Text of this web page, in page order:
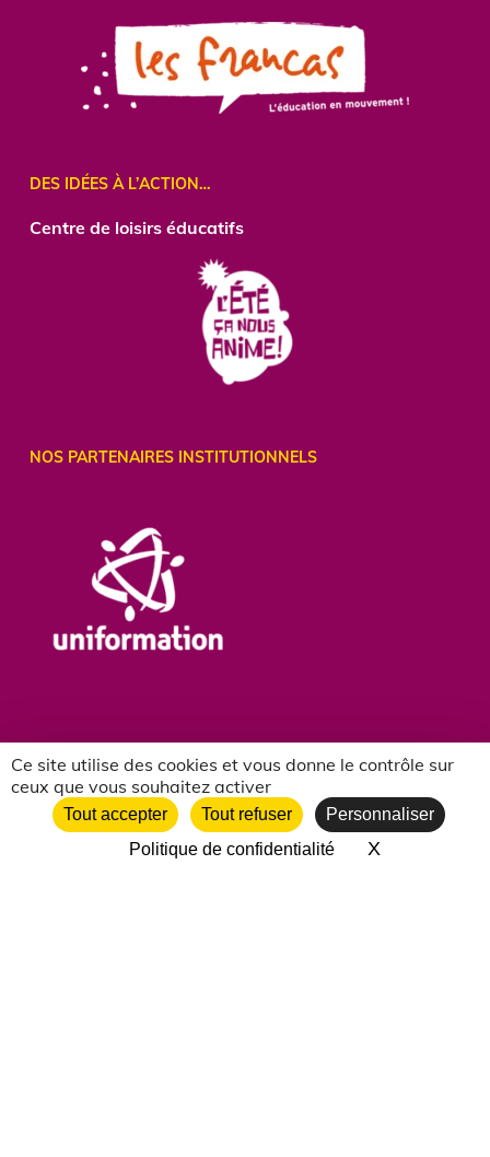
Ce site utilise des cookies et vous donne le contrôle sur
ceux que vous souhaitez activer
Tout accepter Tout refuser
Personnaliser
Politique de confidentialité
XMasquer le
DES IDÉES À L’ACTION…
Centrede loisirs éducatifs
NOS PARTENAIRES INSTITUTIONNELS
NOS PARTENAIRES ASSOCIATIFS